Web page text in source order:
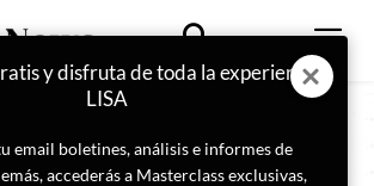
y disfruta de toda la experiencia
LISA
email boletines, análisis e informes de
accederás a Masterclass exclusivas,